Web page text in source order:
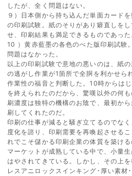
したが、全く問題はない。
９）日本側から持ち込んだ単面カード
の印刷試験。紙のそりがあり癖直しを
せ、印刷結果も満足できるものであった
10 ）黄赤藍墨の各色のべた版印刷試験
問題はなかった。
以上の印刷試験で意地の悪いのは、紙
の逃がし作業が1箇所で全胴を利かせら
作業性の福音と判断した。10時からは
を終えられたのだから、驚嘆以外の何
刷濃度は独特の機構のお陰で、最初か
刷してくれたのだ。
印刷の仕事が減ると騒ぎ立てるのでな
度化を諮り、印刷需要を再喚起させる
れでこそ儲かる印刷企業の体質を築ける
マーケットが成熟している中で、小量
はやされてきている。しかし、その上
レスアニロックスインキング･厚い素材